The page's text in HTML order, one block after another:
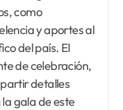
como
y aportes al
del país. El
de celebración,
detalles
la gala de este